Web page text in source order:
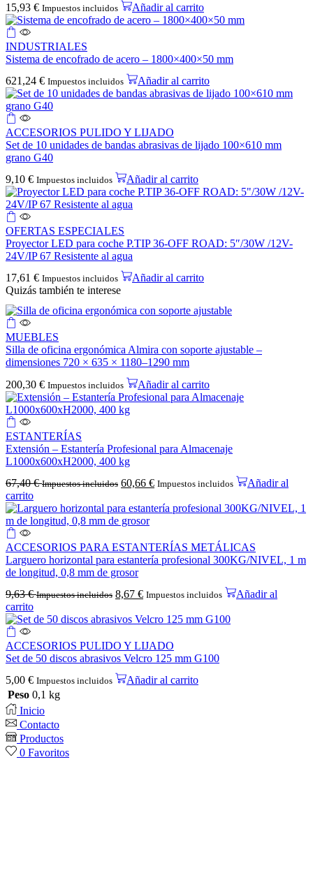
15,93 € Impuestos incluidos Añadir al carrito
INDUSTRIALES
Sistema de encofrado de acero – 1800×400×50 mm
621,24 € Impuestos incluidos Añadir al carrito
ACCESORIOS PULIDO Y LIJADO
Set de 10 unidades de bandas abrasivas de lijado 100×610 mm
grano G40
9,10 € Impuestos incluidos Añadir al carrito
OFERTAS ESPECIALES
Proyector LED para coche P.TIP 36-OFF ROAD: 5″/30W /12V-
24V/IP 67 Resistente al agua
17,61 € Impuestos incluidos
Añadir al carrito
Quizás también te interese
MUEBLES
Silla de oficina ergonómica Almira con soporte ajustable –
dimensiones 720 × 635 × 1180–1290 mm
200,30 € Impuestos incluidos Añadir al carrito
ESTANTERÍAS
Extensión – Estantería Profesional para Almacenaje
L1000x600xH2000, 400 kg
67,40€ Impuestos incluidos 60,66 € Impuestos incluidos
Añadir al
carrito
ACCESORIOS PARA ESTANTERÍAS METÁLICAS
Larguero horizontal para estantería profesional 300KG/NIVEL, 1 m
de longitud, 0,8 mm de grosor
9,63€ Impuestos incluidos 8,67 € Impuestos incluidos
Añadir al
carrito
ACCESORIOS PULIDO Y LIJADO
Set de 50 discos abrasivos Velcro 125 mm G100
5,00 € Impuestos incluidos
Añadir al carrito
Peso 0,1 kg
Inicio
Contacto
Productos
0 Favoritos